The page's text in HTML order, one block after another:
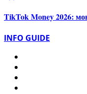
TikTok Money 2026:
INFO GUIDE